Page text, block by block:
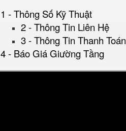
1 - Thông Số Kỹ Thuật
2 - Thông Tin Liên Hệ
3 - Thông Tin Thanh Toán
4 - Báo Giá Giường Tầng